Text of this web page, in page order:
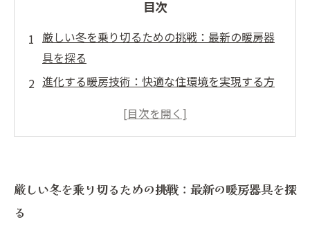
目次
厳しい冬を乗り切るための挑戦：最新の暖房器
具を探る
進化する暖房技術：快適な住環境を実現する方
エネルギー効率と環境への配慮：新しい暖房器
すメリット
厳しい冬を乗り切るための挑戦：最新の暖房器具を探
る